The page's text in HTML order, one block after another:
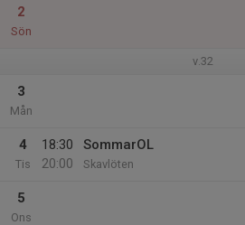
2
Sön
v.32
3
Mån
4
Tis
18:30
20:00
SommarOL
Skavlöten
5
Ons